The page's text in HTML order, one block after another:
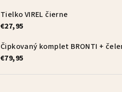
Tielko VIREL čierne
€27,95
€79,95